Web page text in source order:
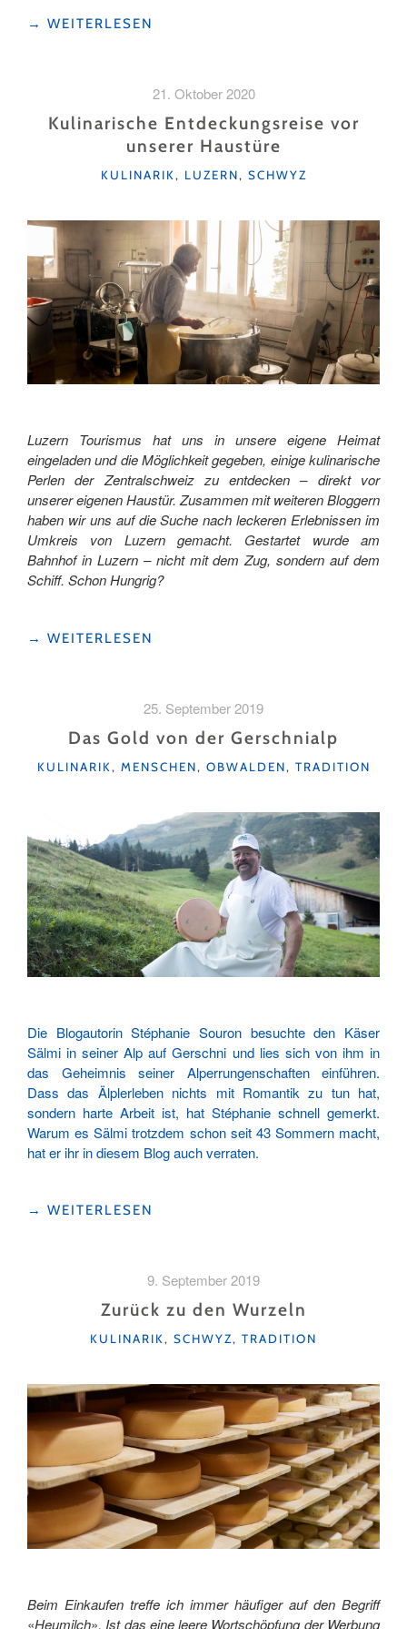
"ALLES
→ WEITERLESEN
21. Oktober 2020
Kulinarische Entdeckungsreise vor
unserer Haustüre
KATEGORIEN
KULINARIK, LUZERN, SCHWYZ
Luzern Tourismus hat uns in unsere eigene Heimat
eingeladen und die Möglichkeit gegeben, einige kulinarische
Perlen der Zentralschweiz zu entdecken – direkt vor
unserer eigenen Haustür. Zusammen mit weiteren Bloggern
haben wir uns auf die Suche nach leckeren Erlebnissen im
Umkreis von Luzern gemacht. Gestartet wurde am
Bahnhof in Luzern – nicht mit dem Zug, sondern auf dem
Schiff. Schon Hungrig?
"KULINARISCHE
→ WEITERLESEN
25. September 2019
Das Gold von der Gerschnialp
KATEGORIEN
KULINARIK, MENSCHEN, OBWALDEN, TRADITION
Die Blogautorin Stéphanie Souron besuchte den Käser
Sälmi in seiner Alp auf Gerschni und lies sich von ihm in
das Geheimnis seiner Alperrungenschaften einführen.
Dass das Älplerleben nichts mit Romantik zu tun hat,
sondern harte Arbeit ist, hat Stéphanie schnell gemerkt.
Warum es Sälmi trotzdem schon seit 43 Sommern macht,
hat er ihr in diesem Blog auch verraten.
«DAS
→ WEITERLESEN
9. September 2019
Zurück zu den Wurzeln
KATEGORIEN
KULINARIK, SCHWYZ, TRADITION
Beim Einkaufen treffe ich immer häufiger auf den Begriff
«Heumilch». Ist das eine leere Wortschöpfung der Werbung